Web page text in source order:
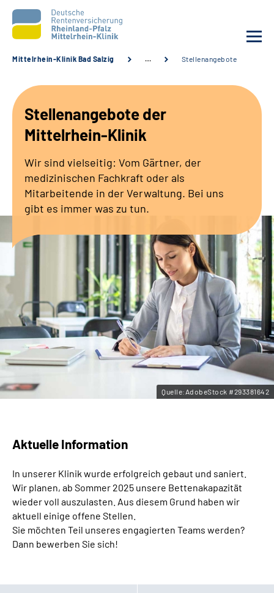
Unsere Angebote
Karriere
Zuweisende &
Leichte Sprache
Gebärdensprache
Mittelrhein-Klinik Bad Salzig … Stellenangebote
Stellenangebote der
Mittelrhein-Klinik
Wir sind vielseitig: Vom Gärtner, der
medizinischen Fachkraft oder als
Mitarbeitende in der Verwaltung. Bei uns
gibt es immer was zu tun.
Quelle:AdobeStock #293381642
Aktuelle Information
In unserer Klinik wurde erfolgreich gebaut und saniert.
Wir planen, ab Sommer 2025 unsere Bettenakapazität
wieder voll auszulasten. Aus diesem Grund haben wir
aktuell einige offene Stellen.
Sie möchten Teil unseres engagierten Teams werden?
Dann bewerben Sie sich!